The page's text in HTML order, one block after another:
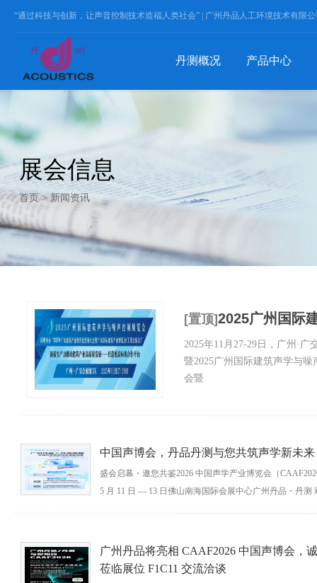
“通过科技与创新，让声音控制技术造福人类社会” | 广州丹品人工环境技术有限公
丹测概况 产品中心
展会信息
首页> 新闻资讯
[置顶]2025广州国际
2025年11月27-29日，广州·
暨2025广州国际建筑声学与
会暨
中国声博会，丹品丹测与您共筑声学新未来
盛会启幕・邀您共鉴2026 中国声学产业博览会（
5 月 11 日 — 13 日佛山南海国际会展中心广州丹品・丹测
时间：2026-05-06
广州丹品将亮相 CAAF2026 中国声博会，
莅临展位 F1C11 交流洽谈